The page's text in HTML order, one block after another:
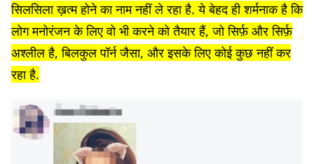
सिलसिला ख़त्म होने का नाम नहीं ले रहा है. ये बेहद ही शर्मनाक है कि
लोग मनोरंजन के लिए वो भी करने को तैयार हैं, जो सिर्फ़ और सिर्फ़
अश्लील है, बिलकुल पॉर्न जैसा, और इसके लिए कोई कुछ नहीं कर
रहा है.